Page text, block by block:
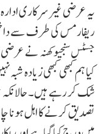
یہ عرضی غیر سرکاری
ریفارمس کی طرف سے
جسٹس سنجیو کھنہ نے
کیا ہم کبھی کبھی زیادہ
شک کر رہے ہیں۔ حالانکہ
تصدیق کرنے کا اہل